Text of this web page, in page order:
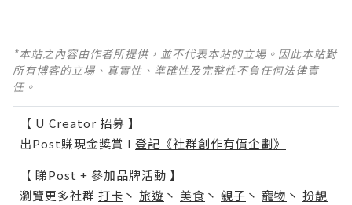
*本站之內容由作者所提供，並不代表本站的立場。因此本站對
所有博客的立場、真實性、準確性及完整性不負任何法律責
任。
【 U Creator 招募 】
出Post賺現金獎賞 l 登記《社群創作有價企劃》
【 睇Post + 參加品牌活動 】
瀏覽更多社群 打卡 丶 旅遊 丶 美食 丶 親子 丶 寵物 丶 扮靚